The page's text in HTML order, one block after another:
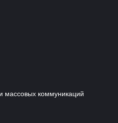
массовых коммуникаций